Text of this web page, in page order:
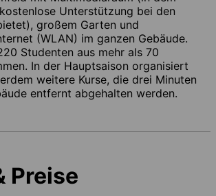
Unterstützung bei den
großem Garten und
(WLAN) im ganzen Gebäude.
Studenten aus mehr als 70
In der Hauptsaison organisiert
weitere Kurse, die drei Minuten
entfernt abgehalten werden.
Preise